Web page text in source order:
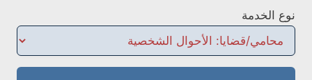
نوع الخدمة